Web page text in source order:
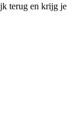
terug en krijg je